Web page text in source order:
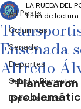
All Posts
Columnas
Senado
Deportes
Salud y Bienestar
Espectáculos
Ensenada
Alfredo
LA RUEDA DEL
1 min de lectura